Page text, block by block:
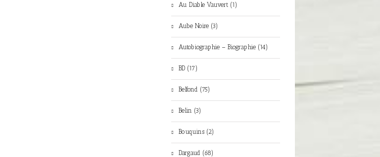
Au Diable Vauvert (1)
Aube Noire (3)
Autobiographie – Biographie (14)
BD (17)
Belfond (75)
Belin (3)
Bouquins (2)
Dargaud (68)